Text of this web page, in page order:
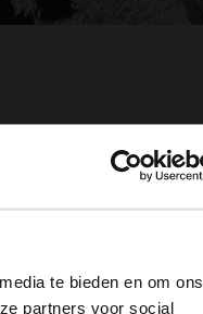
te bieden en om ons
partners voor social